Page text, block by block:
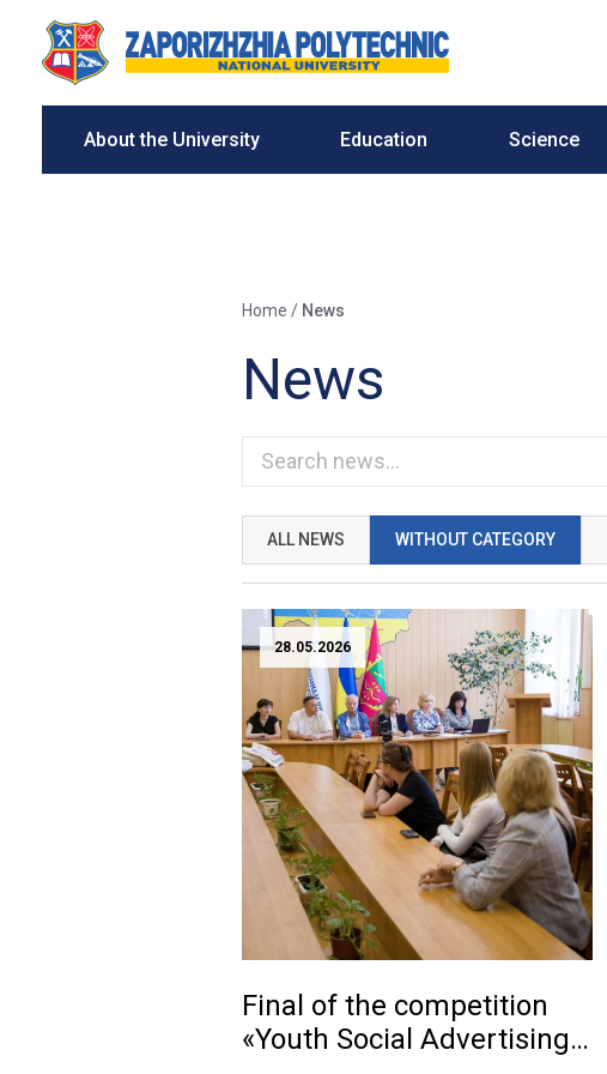
About the University Education Science
Home / News
News
ALL NEWS WITHOUT CATEGORY
28.05.2026
Final of the competition
«Youth Social Advertising -